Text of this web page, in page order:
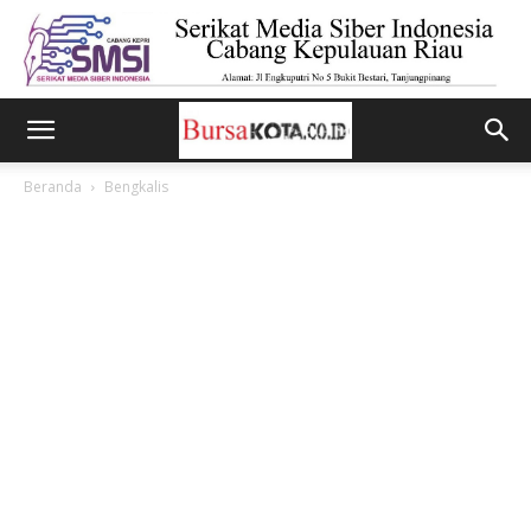
Beranda Bengkalis